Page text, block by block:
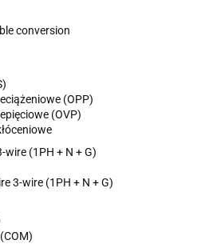
conversion
(OPP)
(OVP)
wire (1PH + N + G)
3-wire (1PH + N + G)